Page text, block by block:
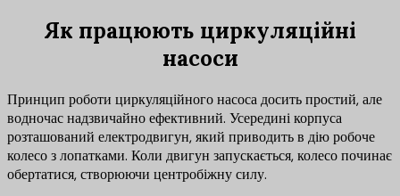
Як працюють циркуляційні
насоси
Принцип роботи циркуляційного насоса досить простий, але
водночас надзвичайно ефективний. Усередині корпуса
розташований електродвигун, який приводить в дію робоче
колесо з лопатками. Коли двигун запускається, колесо починає
обертатися, створюючи центробіжну силу.